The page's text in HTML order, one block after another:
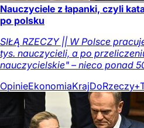
Nauczyciele z łapanki, czyli
po polsku
SIŁĄ RZECZY || W Polsce
tys. nauczycieli, a po
nauczycielskie" – nieco ponad
OpinieEkonomiaKrajDoRzeczy+